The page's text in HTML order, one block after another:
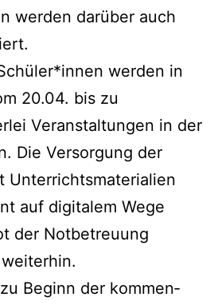
wer­den dar­über auch
wer­den in
20.04. bis zu
Ver­an­stal­tun­gen in der
Die Ver­sor­gung der
Unter­richts­ma­te­ria­li­en
auf digi­ta­lem Wege
der Not­be­treu­ung
Beginn der kom­men­